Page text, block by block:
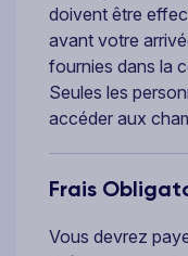
doivent être
avant votre
fournies dans la
Seules les
accéder aux
Frais
Vous devrez